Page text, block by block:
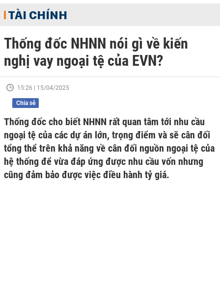
TÀI CHÍNH
Thống đốc NHNN nói gì về kiến
nghị vay ngoại tệ của EVN?
15:26 | 15/04/2025
Chia sẻ
Thống đốc cho biết NHNN rất quan tâm tới nhu cầu
ngoại tệ của các dự án lớn, trọng điểm và sẽ cân đối
tổng thể trên khả năng về cân đối nguồn ngoại tệ của
hệ thống để vừa đáp ứng được nhu cầu vốn nhưng
cũng đảm bảo được việc điều hành tỷ giá.